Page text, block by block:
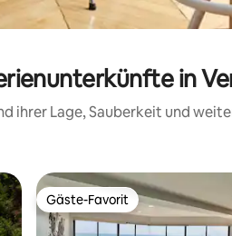
in
ihrer Lage, Sauberkeit und
Gäste-Favorit
Gäste-Favorit